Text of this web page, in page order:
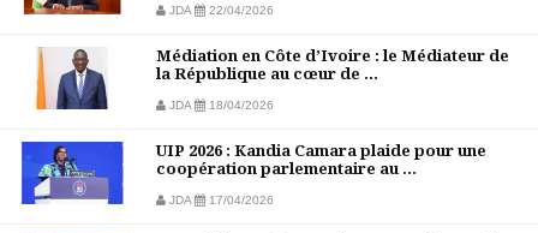
JDA 22/04/2026
Médiation en Côte d’Ivoire : le Médiateur de
la République au cœur de ...
JDA 18/04/2026
UIP 2026 : Kandia Camara plaide pour une
coopération parlementaire au ...
JDA 17/04/2026